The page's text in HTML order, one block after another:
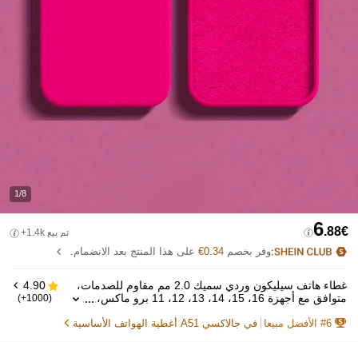
1/8
6.88€ تم بيع 1.4k+
وفر بخصم0.34€ على هذا المنتج بعد الانضمام.
غطاء هاتف سيليكون وردي سميك 2.0 مم مقاوم للصدمات،
متوافق مع أجهزة 16، 15، 14، 13، 12، 11 برو ماكس،
وم للماء ومقاوم للخدش، هدية عيد ميلاد أو ذكرى
4.90
(1000+)
#6 الأفضل مبيعا في جالاكسي A51 أغطية الهواتف الأساسية